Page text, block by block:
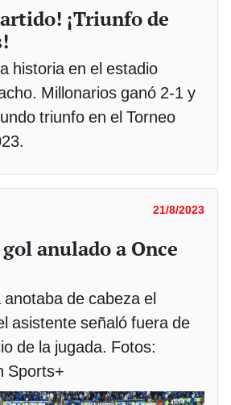
¡Triunfo de
historia en el estadio
Millonarios ganó 2-1 y
triunfo en el Torneo
21/8/2023
anulado a Once
de cabeza el
asistente señaló fuera de
de la jugada. Fotos:
Sports+